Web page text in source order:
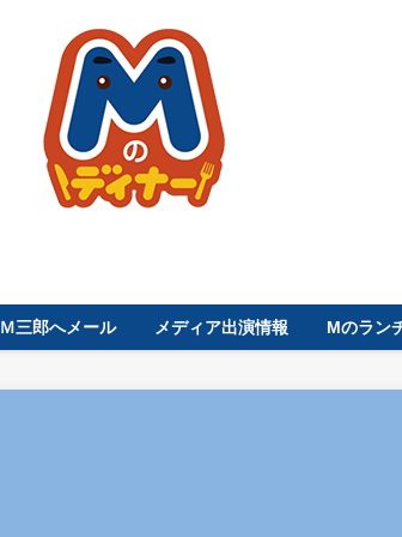
Ｍ三郎へメール メディア出演情報 Mのラン